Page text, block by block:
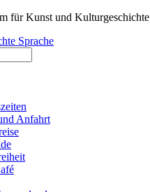
für Kunst und Kulturgeschichte
Sprache
Anfahrt